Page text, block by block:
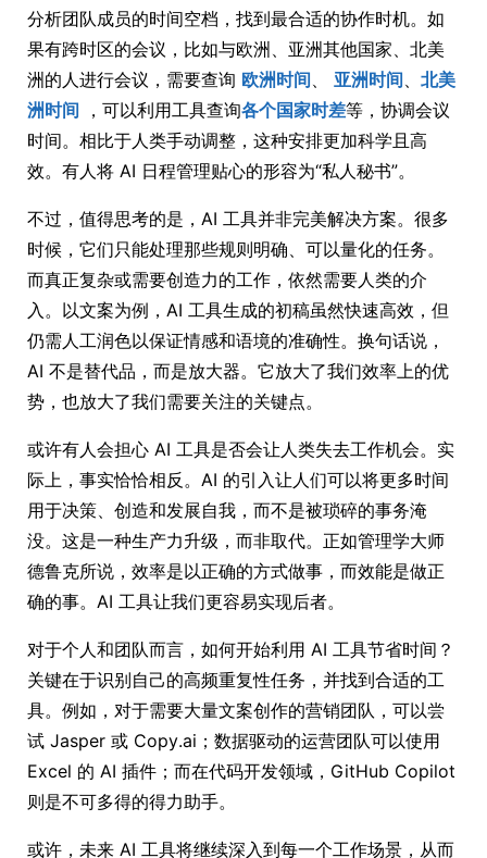
分析团队成员的时间空档，找到最合适的协作时机。如
果有跨时区的会议，比如与欧洲、亚洲其他国家、北美
洲的人进行会议，需要查询 欧洲时间、 亚洲时间、 北美
洲时间 ，可以利用工具查询各个国家时差等，协调会议
时间。相比于人类手动调整，这种安排更加科学且高
效。有人将 AI 日程管理贴心的形容为“私人秘书”。
不过，值得思考的是，AI 工具并非完美解决方案。很多
时候，它们只能处理那些规则明确、可以量化的任务。
而真正复杂或需要创造力的工作，依然需要人类的介
入。以文案为例，AI 工具生成的初稿虽然快速高效，但
仍需人工润色以保证情感和语境的准确性。换句话说，
AI 不是替代品，而是放大器。它放大了我们效率上的优
势，也放大了我们需要关注的关键点。
或许有人会担心 AI 工具是否会让人类失去工作机会。实
际上，事实恰恰相反。AI 的引入让人们可以将更多时间
用于决策、创造和发展自我，而不是被琐碎的事务淹
没。这是一种生产力升级，而非取代。正如管理学大师
德鲁克所说，效率是以正确的方式做事，而效能是做正
确的事。AI 工具让我们更容易实现后者。
对于个人和团队而言，如何开始利用 AI 工具节省时间？
关键在于识别自己的高频重复性任务，并找到合适的工
具。例如，对于需要大量文案创作的营销团队，可以尝
试 Jasper 或 Copy.ai；数据驱动的运营团队可以使用
Excel 的 AI 插件；而在代码开发领域，GitHub Copilot
则是不可多得的得力助手。
或许，未来 AI 工具将继续深入到每一个工作场景，从而